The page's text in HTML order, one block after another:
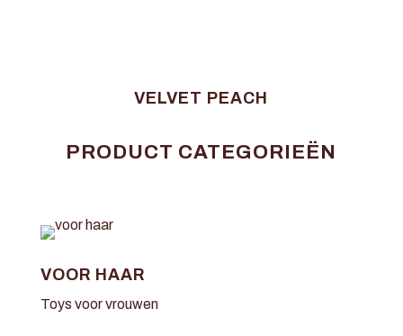
VELVET PEACH
PRODUCT CATEGORIEËN
VOOR HAAR
Toys voor vrouwen